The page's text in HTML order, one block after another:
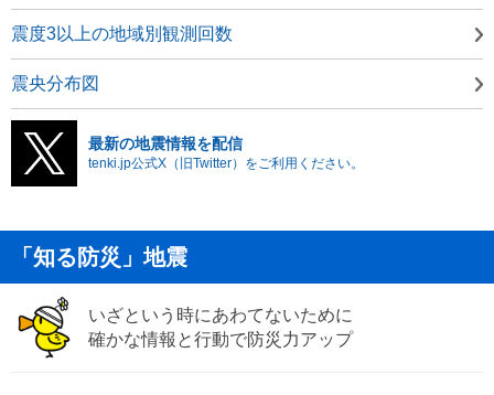
震度3以上の地域別観測回数
震央分布図
最新の地震情報を配信
tenki.jp公式X（旧Twitter）をご利用ください。
「知る防災」地震
いざという時にあわてないために
確かな情報と行動で防災力アップ